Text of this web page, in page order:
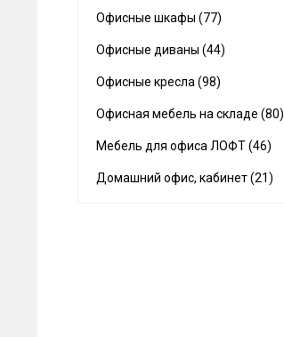
Офисные шкафы (77)
Офисные диваны (44)
Офисные кресла (98)
Офисная мебель на складе (80)
Мебель для офиса ЛОФТ (46)
Домашний офис, кабинет (21)